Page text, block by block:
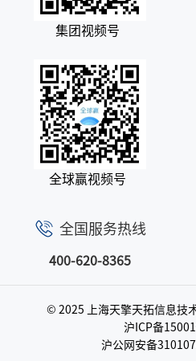
集团视频号
全球赢视频号
全国服务热线
400-620-8365
© 2025 上海天擎天拓信息技
沪ICP备
沪公网安备